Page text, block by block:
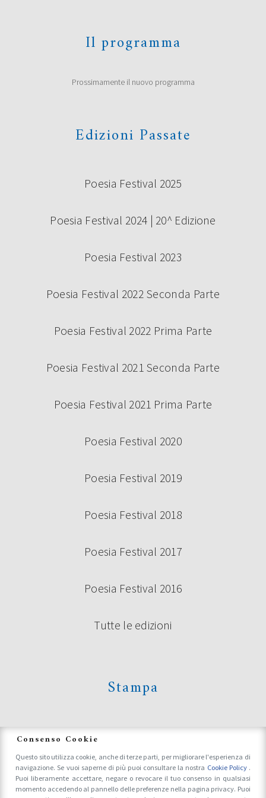
Marco Bini, Roberto Galaverni, Guido Mattia Gallerani,
Donata Ghermandi, Emilio Rentocchini, Marco Santagata
poesia Under 35 “Terre di Castelli” 2019, prima edizione:
Continua a leggere
BANDO VOLONTARI POESIA FESTIVAL
Il programma
Prossimamente il nuovo programma
Edizioni Passate
Poesia Festival 2025
Poesia Festival 2024 | 20^ Edizione
Poesia Festival 2023
Poesia Festival 2022 Seconda Parte
Poesia Festival 2022 Prima Parte
Poesia Festival 2021 Seconda Parte
Poesia Festival 2021 Prima Parte
Poesia Festival 2020
Poesia Festival 2019
Poesia Festival 2018
Poesia Festival 2017
Poesia Festival 2016
Tutte le edizioni
Stampa
Accrediti Stampa e Fotografi
Consenso Cookie
Questo sito utilizza cookie, anche di terze parti, per migliorare l'esperienza di
navigazione. Se vuoi saperne di più puoi consultare la nostra Cookie Policy .
Puoi liberamente accettare, negare o revocare il tuo consenso in qualsiasi
momento accedendo al pannello delle preferenze nella pagina privacy. Puoi